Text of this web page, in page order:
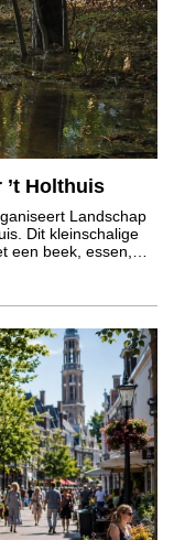
Holthuis
Landschap
Dit kleinschalige
een beek, essen,